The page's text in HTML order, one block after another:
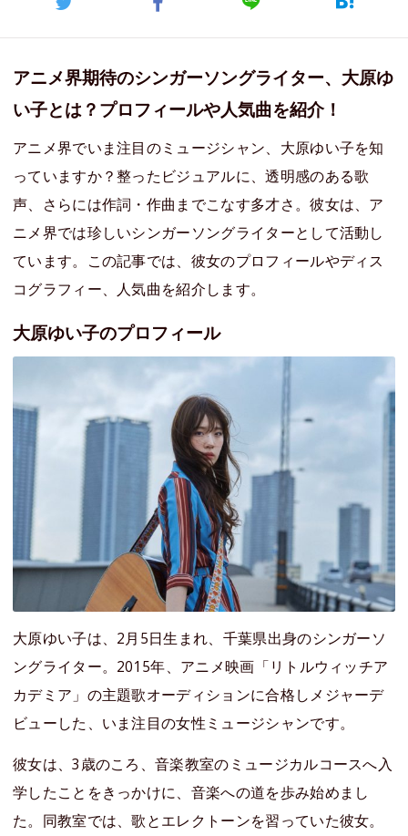
アニメ界期待のシンガーソングライター、大原ゆ
い子とは？プロフィールや人気曲を紹介！
アニメ界でいま注目のミュージシャン、大原ゆい子を知
っていますか？整ったビジュアルに、透明感のある歌
声、さらには作詞・作曲までこなす多才さ。彼女は、ア
ニメ界では珍しいシンガーソングライターとして活動し
ています。この記事では、彼女のプロフィールやディス
コグラフィー、人気曲を紹介します。
大原ゆい子のプロフィール
大原ゆい子は、2月5日生まれ、千葉県出身のシンガーソ
ングライター。2015年、アニメ映画「リトルウィッチア
カデミア」の主題歌オーディションに合格しメジャーデ
ビューした、いま注目の女性ミュージシャンです。
彼女は、3歳のころ、音楽教室のミュージカルコースへ入
学したことをきっかけに、音楽への道を歩み始めまし
た。同教室では、歌とエレクトーンを習っていた彼女。